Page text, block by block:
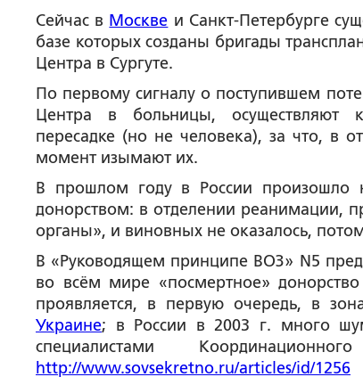
Сейчас в Москве и Санкт-Петербурге
базе которых созданы бригады
Центра в Сургуте.
По первому сигналу о поступившем
Центра в больницы, осуществляют
пересадке (но не человека), за что, в
момент изымают их.
В прошлом году в России произошло
донорством: в отделении реанимации,
органы», и виновных не оказалось,
В «Руководящем принципе ВОЗ» N5
во всём мире «посмертное»
проявляется, в первую очередь, в
Украине; в России в 2003 г. много
специалистами
http://www.sovsekretno.ru/articles/id/1256